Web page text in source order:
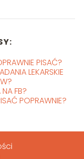
PISAĆ?
LEKARSKIE
NA FB?
POPRAWNIE?